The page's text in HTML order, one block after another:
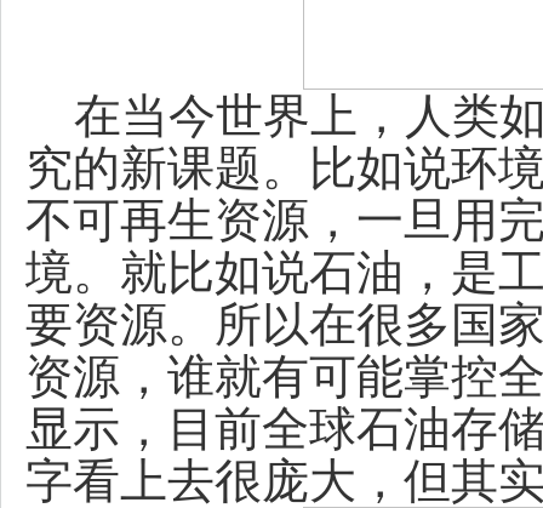
在当今世界上，人类
究的新课题。比如说环
不可再生资源，一旦用
境。就比如说石油，是
要资源。所以在很多国
资源，谁就有可能掌控
显示，目前全球石油存
字看上去很庞大，但其